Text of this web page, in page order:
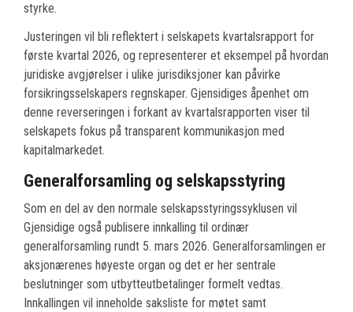
styrke.
Justeringen vil bli reflektert i selskapets kvartalsrapport for
første kvartal 2026, og representerer et eksempel på hvordan
juridiske avgjørelser i ulike jurisdiksjoner kan påvirke
forsikringsselskapers regnskaper. Gjensidiges åpenhet om
denne reverseringen i forkant av kvartalsrapporten viser til
selskapets fokus på transparent kommunikasjon med
kapitalmarkedet.
Generalforsamling og selskapsstyring
Som en del av den normale selskapsstyringssyklusen vil
Gjensidige også publisere innkalling til ordinær
generalforsamling rundt 5. mars 2026. Generalforsamlingen er
aksjonærenes høyeste organ og det er her sentrale
beslutninger som utbytteutbetalinger formelt vedtas.
Innkallingen vil inneholde saksliste for møtet samt